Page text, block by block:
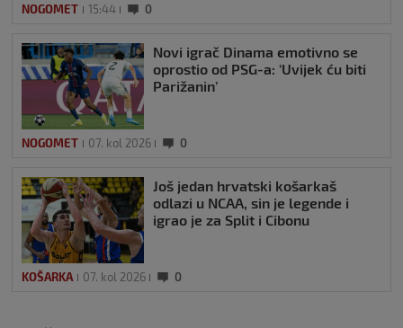
NOGOMET 15:44 0
Novi igrač Dinama emotivno se
oprostio od PSG-a: ‘Uvijek ću biti
Parižanin’
NOGOMET 07. kol 2026 0
Još jedan hrvatski košarkaš
odlazi u NCAA, sin je legende i
igrao je za Split i Cibonu
KOŠARKA 07. kol 2026 0